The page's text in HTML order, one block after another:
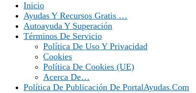
Inicio
Ayudas Y Recursos Gratis …
Autoayuda Y Superación
Términos De Servicio
Política De Uso Y Privacidad
Cookies
Política De Cookies (UE)
Acerca De…
Política De Publicación De PortalAyudas.com